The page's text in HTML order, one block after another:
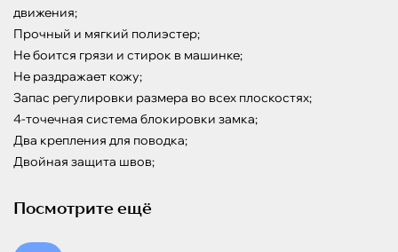
движения;
Прочный и мягкий полиэстер;
Не боится грязи и стирок в машинке;
Не раздражает кожу;
Запас регулировки размера во всех плоскостях;
4-точечная система блокировки замка;
Два крепления для поводка;
Двойная защита швов;
Посмотрите ещё